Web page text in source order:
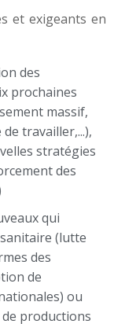
et exigeants en
des
prochaines
massif,
travailler,...),
stratégies
des
qui
(lutte
des
de
ou
productions